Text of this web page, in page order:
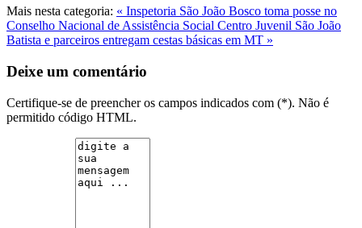
Mais nesta categoria: « Inspetoria São João Bosco toma posse no
Conselho Nacional de Assistência Social Centro Juvenil São João
Batista e parceiros entregam cestas básicas em MT »
Deixe um comentário
Certifique-se de preencher os campos indicados com (*). Não é
permitido código HTML.